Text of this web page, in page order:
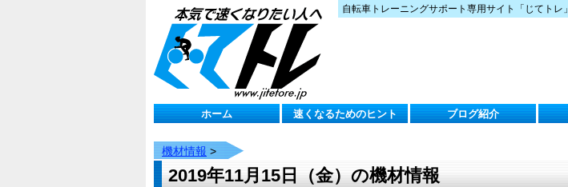
自転車トレーニングサポート専用サイト「じてトレ」
ホーム 速くなるためのヒント ブログ紹介
機材情報 >
2019年11月15日（金）の機材情報